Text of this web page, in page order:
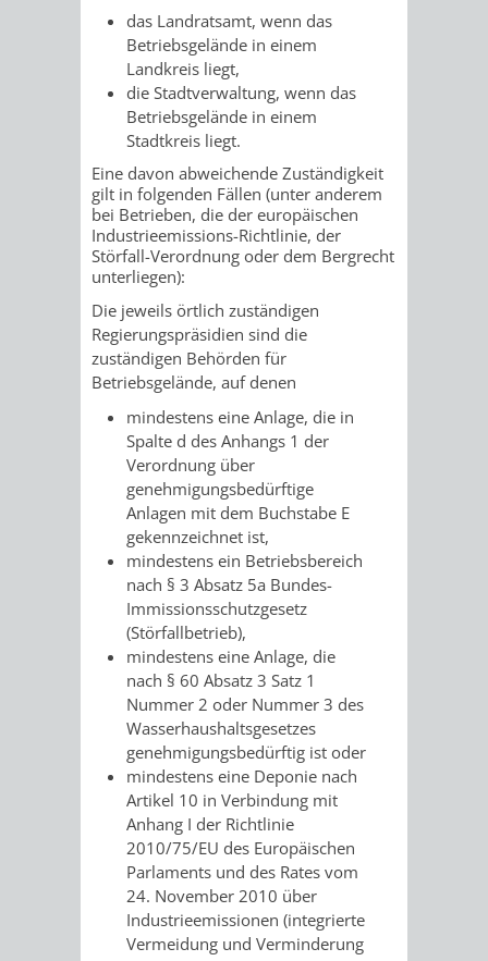
DENKMALSCHUTZBEHÖRDE
BEREICH
DENKMALSCHUTZ
GENEHMIGUNGSVERFAHREN
TAG
DES
OFFENEN
STÄDTISCHER
HÄUSER
/
LIEGENSCHAFTEN
ABWASSERBESEITIGUNG
ANTRAGSVERFAHREN
VERMIETE
DOCH
AN
DEINE
STADT
WIEDERVERMIETUNGSPRÄMIE
DEZERNATE
DENKMALSCHUTZ
AMT
STABSSTELLE
AMT
AMT
SOZIALE
das Landratsamt, wenn das
Betriebsgelände in einem
Landkreis liegt,
die Stadtverwaltung, wenn das
Betriebsgelände in einem
Stadtkreis liegt.
Eine davon abweichende Zuständigkeit
gilt in folgenden Fällen (unter anderem
bei Betrieben, die der europäischen
Industrieemissions-Richtlinie, der
Störfall-Verordnung oder dem Bergrecht
unterliegen):
Die jeweils örtlich zuständigen
Regierungspräsidien sind die
zuständigen Behörden für
Betriebsgelände, auf denen
mindestens eine Anlage, die in
Spalte d des Anhangs 1 der
Verordnung über
genehmigungsbedürftige
Anlagen mit dem Buchstabe E
gekennzeichnet ist,
mindestens ein Betriebsbereich
nach § 3 Absatz 5a Bundes-
Immissionsschutzgesetz
(Störfallbetrieb),
mindestens eine Anlage, die
nach § 60 Absatz 3 Satz 1
Nummer 2 oder Nummer 3 des
Wasserhaushaltsgesetzes
genehmigungsbedürftig ist oder
mindestens eine Deponie nach
Artikel 10 in Verbindung mit
Anhang I der Richtlinie
2010/75/EU des Europäischen
Parlaments und des Rates vom
24. November 2010 über
Industrieemissionen (integrierte
Vermeidung und Verminderung